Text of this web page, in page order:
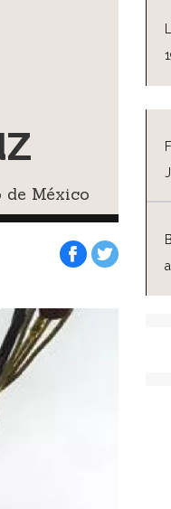
de México